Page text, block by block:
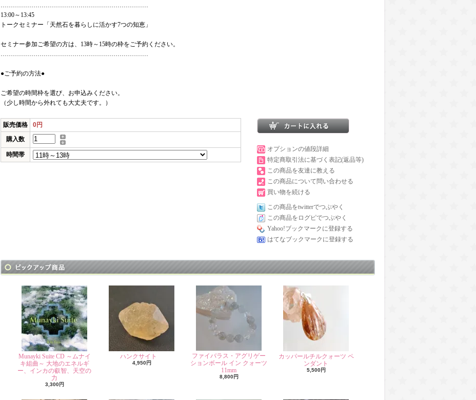
13:00～13:45
トークセミナー「天然石を暮らしに活かす7つの知恵」
セミナー参加ご希望の方は、13時～15時の枠をご予約ください。
●ご予約の方法●
ご希望の時間枠を選び、お申込みください。
（少し時間から外れても大丈夫です。）
販売価格
0円
購入数
時間帯
オプションの値段詳細
特定商取引法に基づく表記(返品等)
この商品を友達に教える
この商品について問い合わせる
買い物を続ける
この商品をtwitterでつぶやく
この商品をログピでつぶやく
Yahoo!ブックマークに登録する
はてなブックマークに登録する
Munayki Suite CD ～ムナイ
キ組曲～ 大地のエネルギ
ー、インカの叡智、天空の
力
3,300円
ハンクサイト
4,950円
ファイバラス・アグリゲー
ションボール イン クォーツ
11mm
8,800円
カッパールチルクォーツ ペ
ンダント
5,500円